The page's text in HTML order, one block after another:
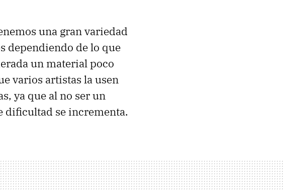
una gran variedad
dependiendo de lo que
un material poco
varios artistas la usen
ya que al no ser un
dificultad se incrementa.